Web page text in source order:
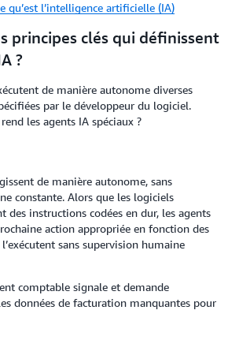
qu’est l’intelligence artificielle (IA)
principes clés qui définissent
?
de manière autonome diverses
par le développeur du logiciel.
les agents IA spéciaux ?
de manière autonome, sans
constante. Alors que les logiciels
des instructions codées en dur, les agents
action appropriée en fonction des
sans supervision humaine
comptable signale et demande
données de facturation manquantes pour